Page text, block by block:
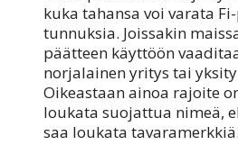
kuka tahansa voi varata
tunnuksia. Joissakin
päätteen käyttöön
norjalainen yritys tai
Oikeastaan ainoa rajoite
loukata suojattua nimeä,
saa loukata